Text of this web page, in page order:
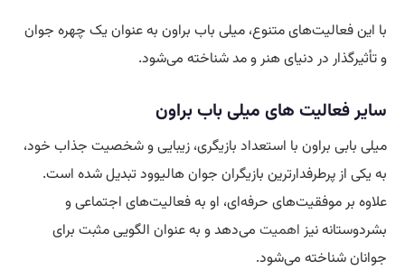
با این فعالیت‌های متنوع، میلی باب براون به عنوان یک چهره جوان
و تأثیرگذار در دنیای هنر و مد شناخته می‌شود.
سایر فعالیت های میلی باب براون
میلی بابی براون با استعداد بازیگری، زیبایی و شخصیت جذاب خود،
به یکی از پرطرفدارترین بازیگران جوان هالیوود تبدیل شده است.
علاوه بر موفقیت‌های حرفه‌ای، او به فعالیت‌های اجتماعی و
بشردوستانه نیز اهمیت می‌دهد و به عنوان الگویی مثبت برای
جوانان شناخته می‌شود.